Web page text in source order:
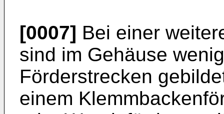
[0007] Bei einer
sind im Gehäuse
Förderstrecken
einem